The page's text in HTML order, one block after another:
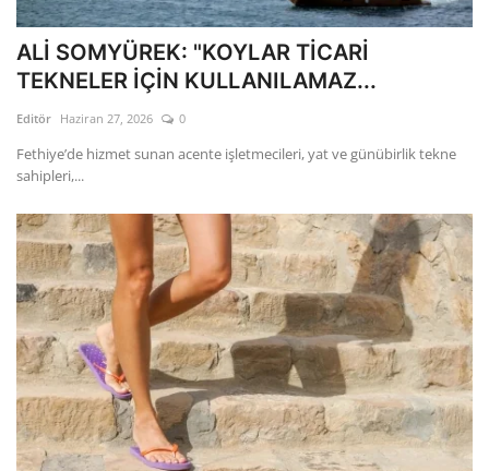
ALİ SOMYÜREK: "KOYLAR TİCARİ
TEKNELER İÇİN KULLANILAMAZ...
Editör Haziran 27, 2026 0
Fethiye’de hizmet sunan acente işletmecileri, yat ve günübirlik tekne
sahipleri,...